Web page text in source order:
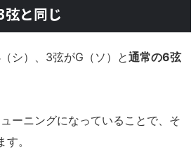
と同じ
シ）、3弦がG（ソ）と通常の6弦
ーニングになっていることで、そ
。